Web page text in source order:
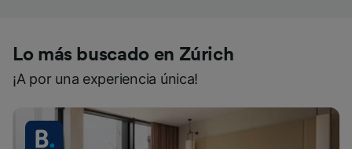
Lo más buscado en Zúrich
¡A por una experiencia única!